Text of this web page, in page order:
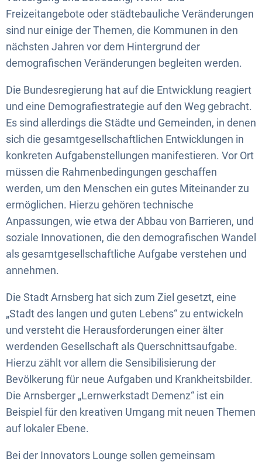
Freizeitangebote oder städtebauliche Veränderungen
sind nur einige der Themen, die Kommunen in den
nächsten Jahren vor dem Hintergrund der
demografischen Veränderungen begleiten werden.
Die Bundesregierung hat auf die Entwicklung reagiert
und eine Demografiestrategie auf den Weg gebracht.
Es sind allerdings die Städte und Gemeinden, in denen
sich die gesamtgesellschaftlichen Entwicklungen in
konkreten Aufgabenstellungen manifestieren. Vor Ort
müssen die Rahmenbedingungen geschaffen
werden, um den Menschen ein gutes Miteinander zu
ermöglichen. Hierzu gehören technische
Anpassungen, wie etwa der Abbau von Barrieren, und
soziale Innovationen, die den demografischen Wandel
als gesamtgesellschaftliche Aufgabe verstehen und
annehmen.
Die Stadt Arnsberg hat sich zum Ziel gesetzt, eine
„Stadt des langen und guten Lebens“ zu entwickeln
und versteht die Herausforderungen einer älter
werdenden Gesellschaft als Querschnittsaufgabe.
Hierzu zählt vor allem die Sensibilisierung der
Bevölkerung für neue Aufgaben und Krankheitsbilder.
Die Arnsberger „Lernwerkstadt Demenz“ ist ein
Beispiel für den kreativen Umgang mit neuen Themen
auf lokaler Ebene.
Bei der Innovators Lounge sollen gemeinsam